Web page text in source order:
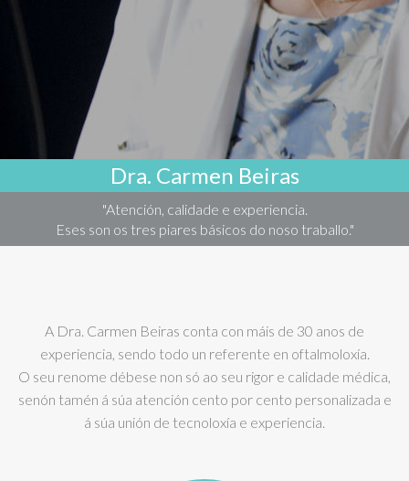
Dra. Carmen Beiras
"Atención, calidade e experiencia.
Eses son os tres piares básicos do noso traballo."
A Dra. Carmen Beiras conta con máis de 30 anos de
experiencia, sendo todo un referente en oftalmoloxía.
O seu renome débese non só ao seu rigor e calidade médica,
senón tamén á súa atención cento por cento personalizada e
á súa unión de tecnoloxía e experiencia.